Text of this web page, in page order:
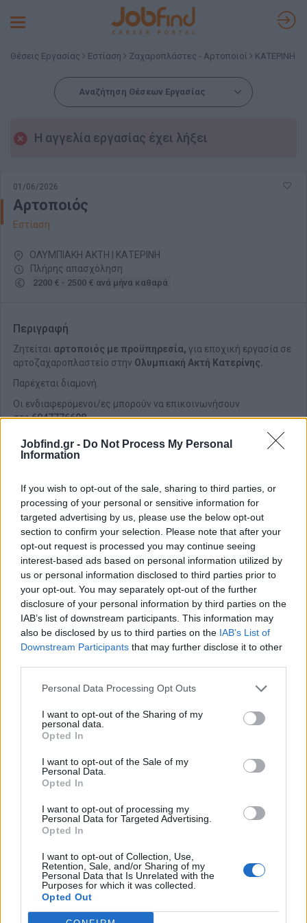
Jobfind.gr - Do Not Process My Personal
Information
If you wish to opt-out of the sale, sharing to third parties, or
processing of your personal or sensitive information for
targeted advertising by us, please use the below opt-out
section to confirm your selection. Please note that after your
opt-out request is processed you may continue seeing
interest-based ads based on personal information utilized by
us or personal information disclosed to third parties prior to
your opt-out. You may separately opt-out of the further
disclosure of your personal information by third parties on the
IAB’s list of downstream participants. This information may
also be disclosed by us to third parties on the IAB’s List of
Downstream Participants that may further disclose it to other
Personal Data Processing Opt Outs
I want to opt-out of the Sharing of my
personal data.
Opted In
I want to opt-out of the Sale of my
Personal Data.
Opted In
I want to opt-out of processing my
Personal Data for Targeted Advertising.
Opted In
I want to opt-out of Collection, Use,
Retention, Sale, and/or Sharing of my
Personal Data that Is Unrelated with the
Purposes for which it was collected.
Opted Out
Toggle
Θέσεις Εργασίας Εστίαση Ζαχαροπλάστες - Αρτοποιοί ΚΑΤΕΡΙΝΗ
Αναζήτηση Θέσεων Εργασίας
Η αγγελία εργασίας έχει λήξει
01/06/2026
Αρτοποιός
Εστίαση
ΟΛΥΜΠΙΑΚΗ ΑΚΤΗ | ΚΑΤΕΡΙΝΗ
Πλήρης απασχόληση
2200 € - 2500 € ανά μήνα καθαρά
Περιγραφή
Ζητείται αρτοποιός με προϋπηρεσία, για εποχική εργασία σε
αρτοζαχαροπλαστείο στην Ολυμπιακή Ακτή Κατερίνης.
Παρέχεται διαμονή.
Οι ενδιαφερόμενοι/ες μπορούν να επικοινωνήσουν
στο6947776698.
Θέσεις εργασίας
Όλες οι Θέσεις Εργασίας
Θέσεις Εργασίας ανά Εταιρεία
Κέντρο Βοήθειας
Υπηρεσίες υποψηφίων
Καταχώρηση Online Βιογραφικού
Συμβουλές Καριέρας
HR corner